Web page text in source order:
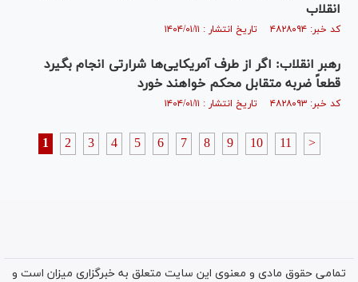
انقلاب
کد خبر: ۴۸۲۸۰۹۴ تاریخ انتشار : ۱۴۰۴/۰۱/۱۱
رهبر انقلاب: اگر از طرف آمریکایی‌ها شرارتی انجام بگیرد
قطعاً ضربه متقابل محکم خواهند خورد
کد خبر: ۴۸۲۸۰۹۳ تاریخ انتشار : ۱۴۰۴/۰۱/۱۱
1 2 3 4 5 6 7 8 9 10 11 >
تمامی حقوق مادی و معنوی این سایت متعلق به خبرگزاری میزان است و